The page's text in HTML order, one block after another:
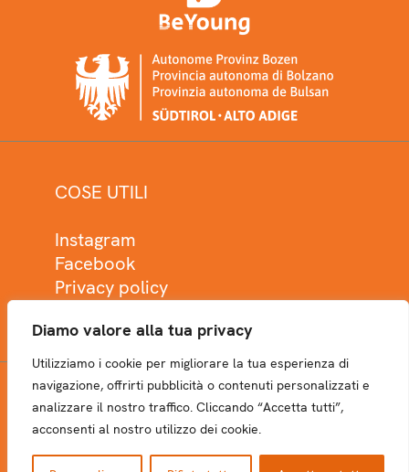
Diamo valore alla tua privacy
Utilizziamo i cookie per migliorare la tua esperienza di
navigazione, offrirti pubblicità o contenuti personalizzati e
analizzare il nostro traffico. Cliccando “Accetta tutti”,
acconsenti al nostro utilizzo dei cookie.
COSE UTILI
Instagram
Facebook
Privacy policy
NEWSLETTER